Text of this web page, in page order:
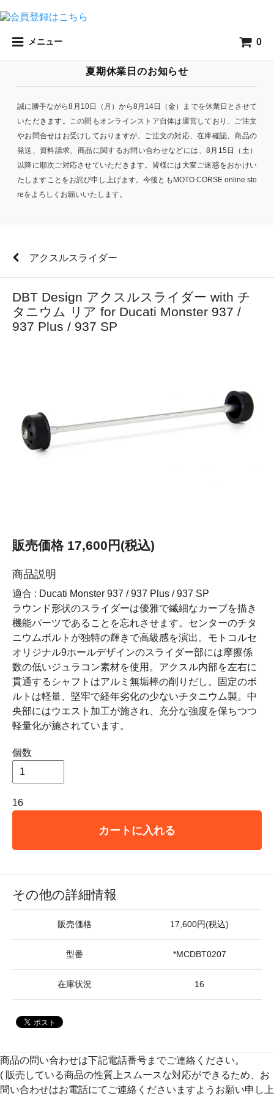
メニュー 0
夏期休業日のお知らせ
誠に勝手ながら8月10日（月）から8月14日（金）までを休業日とさせて
いただきます。この間もオンラインストア自体は運営しており、ご注文
やお問合せはお受けしておりますが、ご注文の対応、在庫確認、商品の
発送、資料請求、商品に関するお問い合わせなどには、8月15日（土）
以降に順次ご対応させていただきます。皆様には大変ご迷惑をおかけい
たしますことをお詫び申し上げます。今後ともMOTO CORSE online sto
reをよろしくお願いいたします。
アクスルスライダー
DBT Design アクスルスライダー with チ
タニウム リア for Ducati Monster 937 /
937 Plus / 937 SP
販売価格 17,600円(税込)
商品説明
適合 : Ducati Monster 937 / 937 Plus / 937 SP
ラウンド形状のスライダーは優雅で繊細なカーブを描き
機能パーツであることを忘れさせます。センターのチタ
ニウムボルトが独特の輝きで高級感を演出。モトコルセ
オリジナル9ホールデザインのスライダー部には摩擦係
数の低いジュラコン素材を使用。アクスル内部を左右に
貫通するシャフトはアルミ無垢棒の削りだし。固定のボ
ルトは軽量、堅牢で経年劣化の少ないチタニウム製。中
央部にはウエスト加工が施され、充分な強度を保ちつつ
軽量化が施されています。
個数
16
カートに入れる
その他の詳細情報
販売価格 17,600円(税込)
型番 *MCDBT0207
在庫状況 16
商品の問い合わせは下記電話番号までご連絡ください。
( 販売している商品の性質上スムースな対応ができるため、お
問い合わせはお電話にてご連絡くださいますようお願い申し上